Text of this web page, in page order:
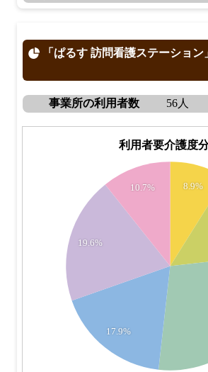
「ぱるす 訪問看護ステーショ
事業所の利用者数 56人
利用者要介護度
8.9%
17.9%
19.6%
10.7%